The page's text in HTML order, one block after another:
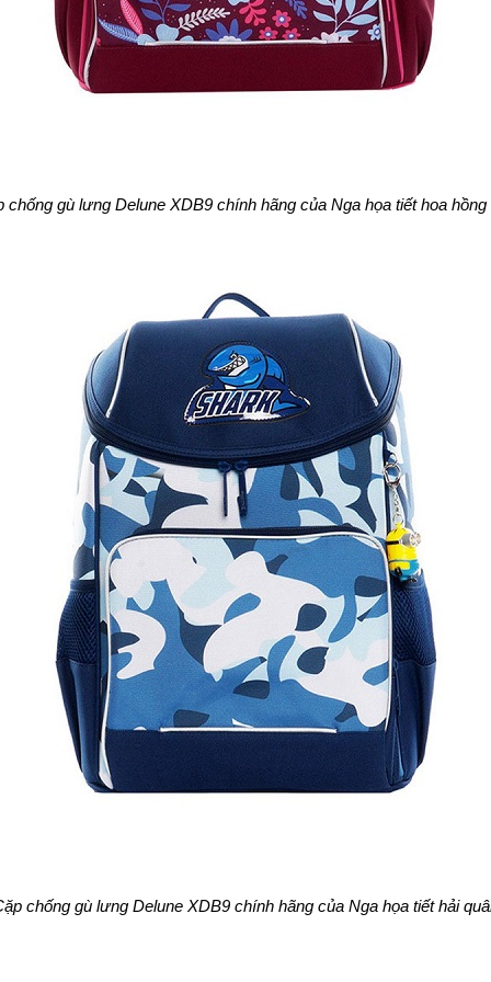
chống gù lưng Delune XDB9 chính hãng của Nga họa tiết hoa hồng
chống gù lưng Delune XDB9 chính hãng của Nga họa tiết hải